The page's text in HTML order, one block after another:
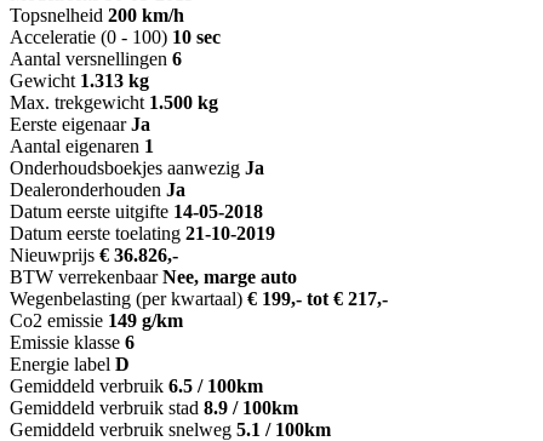
Topsnelheid 200 km/h
Acceleratie (0 - 100) 10 sec
Aantal versnellingen 6
Gewicht 1.313 kg
Max. trekgewicht 1.500 kg
Eerste eigenaar Ja
Aantal eigenaren 1
Onderhoudsboekjes aanwezig Ja
Dealeronderhouden Ja
Datum eerste uitgifte 14-05-2018
Datum eerste toelating 21-10-2019
Nieuwprijs € 36.826,-
BTW verrekenbaar Nee, marge auto
Wegenbelasting (per kwartaal) € 199,- tot € 217,-
Co2 emissie 149 g/km
Emissie klasse 6
Energie label D
Gemiddeld verbruik 6.5 / 100km
Gemiddeld verbruik stad 8.9 / 100km
Gemiddeld verbruik snelweg 5.1 / 100km